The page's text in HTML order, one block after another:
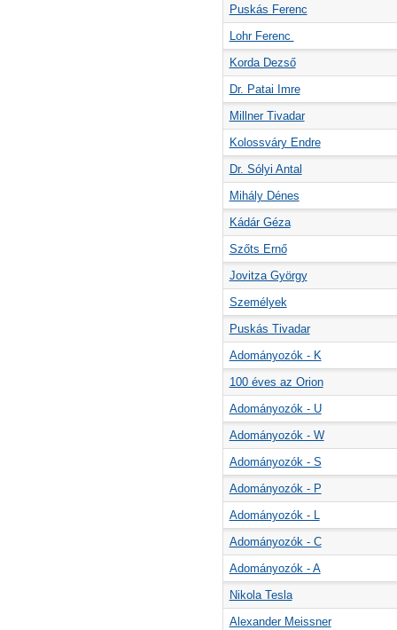
Puskás Ferenc
Lohr Ferenc
Korda Dezső
Dr. Patai Imre
Millner Tivadar
Kolossváry Endre
Dr. Sólyi Antal
Mihály Dénes
Kádár Géza
Szőts Ernő
Jovitza György
Személyek
Puskás Tivadar
Adományozók - K
100 éves az Orion
Adományozók - U
Adományozók - W
Adományozók - S
Adományozók - P
Adományozók - L
Adományozók - C
Adományozók - A
Nikola Tesla
Alexander Meissner